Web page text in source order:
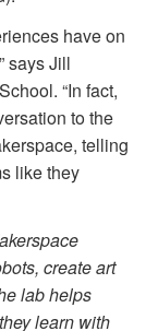
have on
says Jill
“In fact,
to the
telling
like they
create art
lab helps
learn with